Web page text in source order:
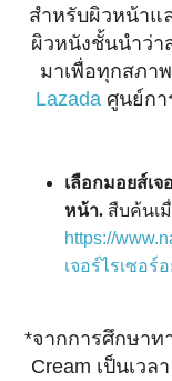
สำหรับผิวหน้าแ
ผิวหนังชั้นนำว่า
มาเพื่อทุกสภา
Lazada ศูนย์ก
เลือกมอยส์เจ
หน้า. สืบค้นเ
https://
เจอร์ไรเซอร์
*จากการศึกษาท
Cream เป็นเว